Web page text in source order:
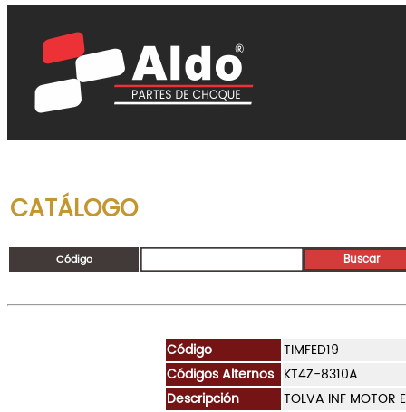
CATÁLOGO
Código
Código
TIMFED19
Códigos Alternos KT4Z-8310A
Descripción
TOLVA INF MOTOR